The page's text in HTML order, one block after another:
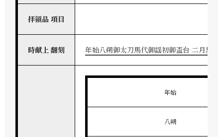
拝領品 項目
時献上 翻刻 年始八朔御太刀馬代御謡初御盃台 二月黒
年始
八朔